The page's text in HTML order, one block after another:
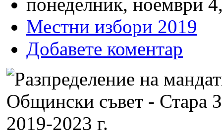
Местни избори 2019
Добавете коментар